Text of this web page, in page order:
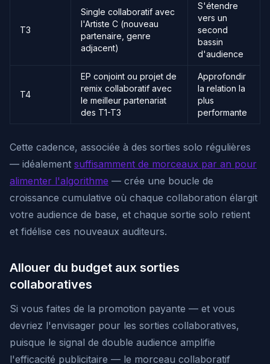
T3
Single collaboratif avec
l'Artiste C (nouveau
partenaire, genre
adjacent)
S'étendre
vers un
second
bassin
d'audience
T4
EP conjoint ou projet de
remix collaboratif avec
le meilleur partenariat
des T1-T3
Approfondir
la relation la
plus
performante
Cette cadence, associée à des sorties solo régulières
— idéalement suffisamment de morceaux par an pour
alimenter l'algorithme — crée une boucle de
croissance cumulative où chaque collaboration élargit
votre audience de base, et chaque sortie solo retient
et fidélise ces nouveaux auditeurs.
Allouer du budget aux sorties
collaboratives
Si vous faites de la promotion payante — et vous
devriez l'envisager pour les sorties collaboratives,
puisque le signal de double audience amplifie
l'efficacité publicitaire — le morceau collaboratif